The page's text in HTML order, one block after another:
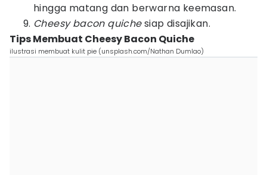
hingga matang dan berwarna keemasan.
Cheesy bacon quichesiap disajikan.
Tips Membuat Cheesy Bacon Quiche
ilustrasi membuat kulit pie (unsplash.com/Nathan Dumlao)